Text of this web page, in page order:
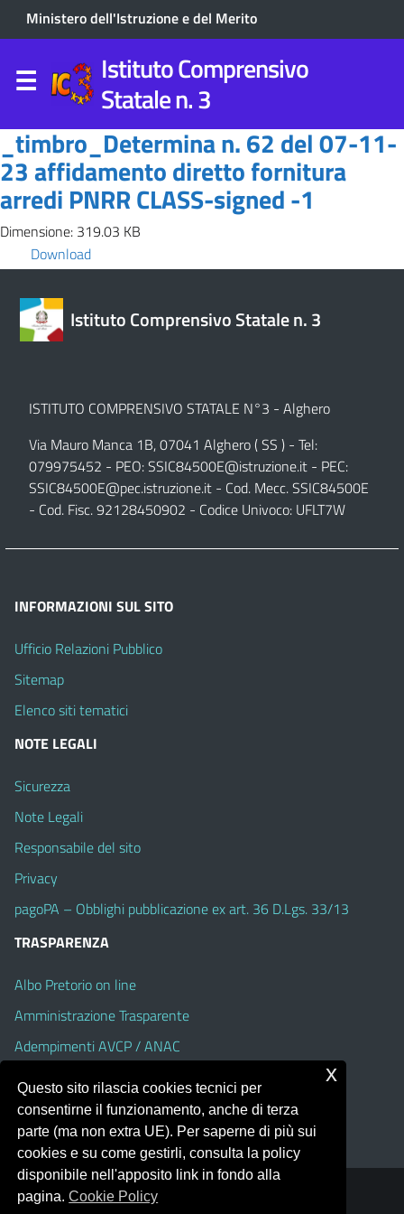
Ministero dell'Istruzione e del Merito
Istituto Comprensivo
Statale n. 3
_timbro_Determina n. 62 del 07-11-
23 affidamento diretto fornitura
arredi PNRR CLASS-signed -1
Dimensione: 319.03 KB
Download
Istituto Comprensivo Statale n. 3
ISTITUTO COMPRENSIVO STATALE N°3 - Alghero
Via Mauro Manca 1B, 07041 Alghero ( SS ) - Tel:
079975452 - PEO:SSIC84500E@istruzione.it - PEC:
SSIC84500E@pec.istruzione.it - Cod. Mecc. SSIC84500E
- Cod. Fisc. 92128450902 - Codice Univoco: UFLT7W
INFORMAZIONI SUL SITO
Ufficio Relazioni Pubblico
Sitemap
Elenco siti tematici
NOTE LEGALI
Sicurezza
Note Legali
Responsabile del sito
Privacy
pagoPA – Obblighi pubblicazione ex art. 36 D.Lgs. 33/13
TRASPARENZA
Albo Pretorio on line
Amministrazione Trasparente
Adempimenti AVCP / ANAC
Accesso Civico
Dichiarazione di accessibilità
Portale realizzato con la piattaforma
Questo sito rilascia cookies tecnici per
consentirne il funzionamento, anche di terza
parte (ma non extra UE). Per saperne di più sui
cookies e su come gestirli, consulta la policy
disponibile nell'apposito link in fondo alla
pagina.Cookie Policy
x